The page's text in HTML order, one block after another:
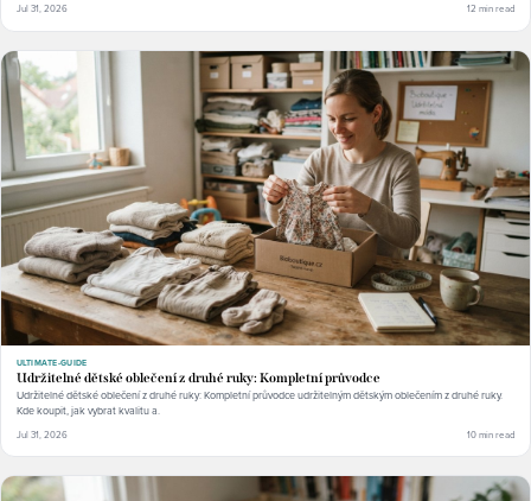
Jul 31, 2026 12 min read
ULTIMATE-GUIDE
Udržitelné dětské oblečení z druhé ruky: Kompletní průvodce
Udržitelné dětské oblečení z druhé ruky: Kompletní průvodce udržitelným dětským oblečením z druhé ruky.
Kde koupit, jak vybrat kvalitu a.
Jul 31, 2026 10 min read